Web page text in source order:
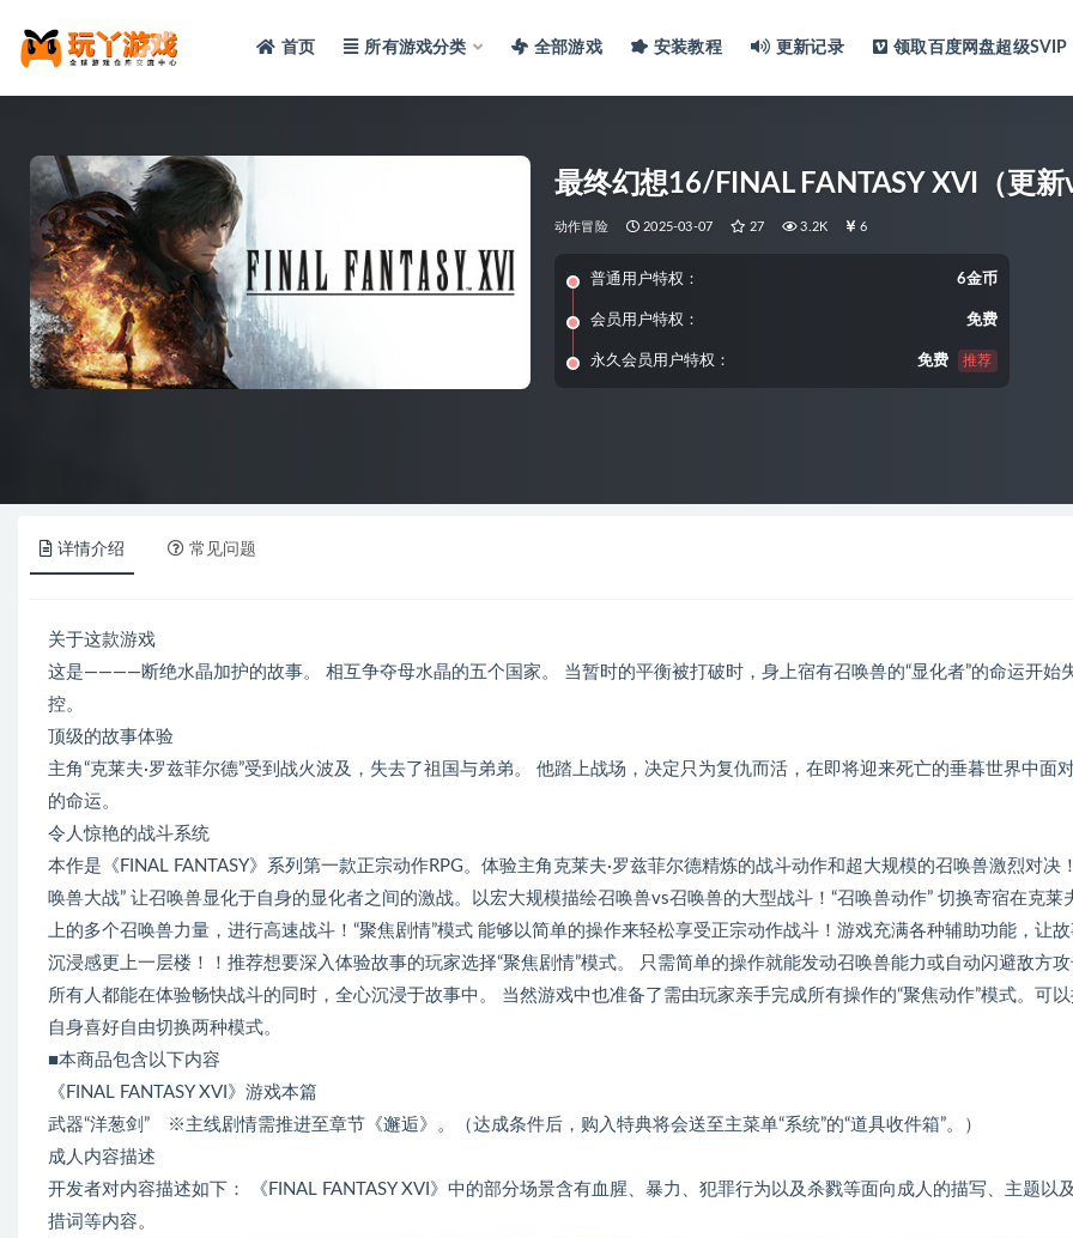
首页 所有游戏分类 全部游戏 安装教程 更新记录 领取百度网盘超级SVIP
最终幻想16/FINAL FANTASY XVI（更
动作冒险 2025-03-07 27 3.2K 6
普通用户特权： 6金币
会员用户特权： 免费
永久会员用户特权： 免费 推荐
详情介绍 常见问题
关于这款游戏
这是――――断绝水晶加护的故事。 相互争夺母水晶的五个国家。 当暂时的平衡被打破时，身上宿有召唤兽的“显化者”的命运开始
控。
顶级的故事体验
主角“克莱夫·罗兹菲尔德”受到战火波及，失去了祖国与弟弟。 他踏上战场，决定只为复仇而活，在即将迎来死亡的垂暮世界中面
的命运。
令人惊艳的战斗系统
本作是《FINAL FANTASY》系列第一款正宗动作RPG。体验主角克莱夫·罗兹菲尔德精炼的战斗动作和超大规模的召唤兽激烈对决
唤兽大战” 让召唤兽显化于自身的显化者之间的激战。以宏大规模描绘召唤兽vs召唤兽的大型战斗！“召唤兽动作” 切换寄宿在克莱
上的多个召唤兽力量，进行高速战斗！“聚焦剧情”模式 能够以简单的操作来轻松享受正宗动作战斗！游戏充满各种辅助功能，让
沉浸感更上一层楼！！推荐想要深入体验故事的玩家选择“聚焦剧情”模式。 只需简单的操作就能发动召唤兽能力或自动闪避敌方
所有人都能在体验畅快战斗的同时，全心沉浸于故事中。 当然游戏中也准备了需由玩家亲手完成所有操作的“聚焦动作”模式。可
自身喜好自由切换两种模式。
■本商品包含以下内容
《FINAL FANTASY XVI》游戏本篇
武器“洋葱剑” ※主线剧情需推进至章节《邂逅》。（达成条件后，购入特典将会送至主菜单“系统”的“道具收件箱”。）
成人内容描述
开发者对内容描述如下： 《FINAL FANTASY XVI》中的部分场景含有血腥、暴力、犯罪行为以及杀戮等面向成人的描写、主题以
措词等内容。